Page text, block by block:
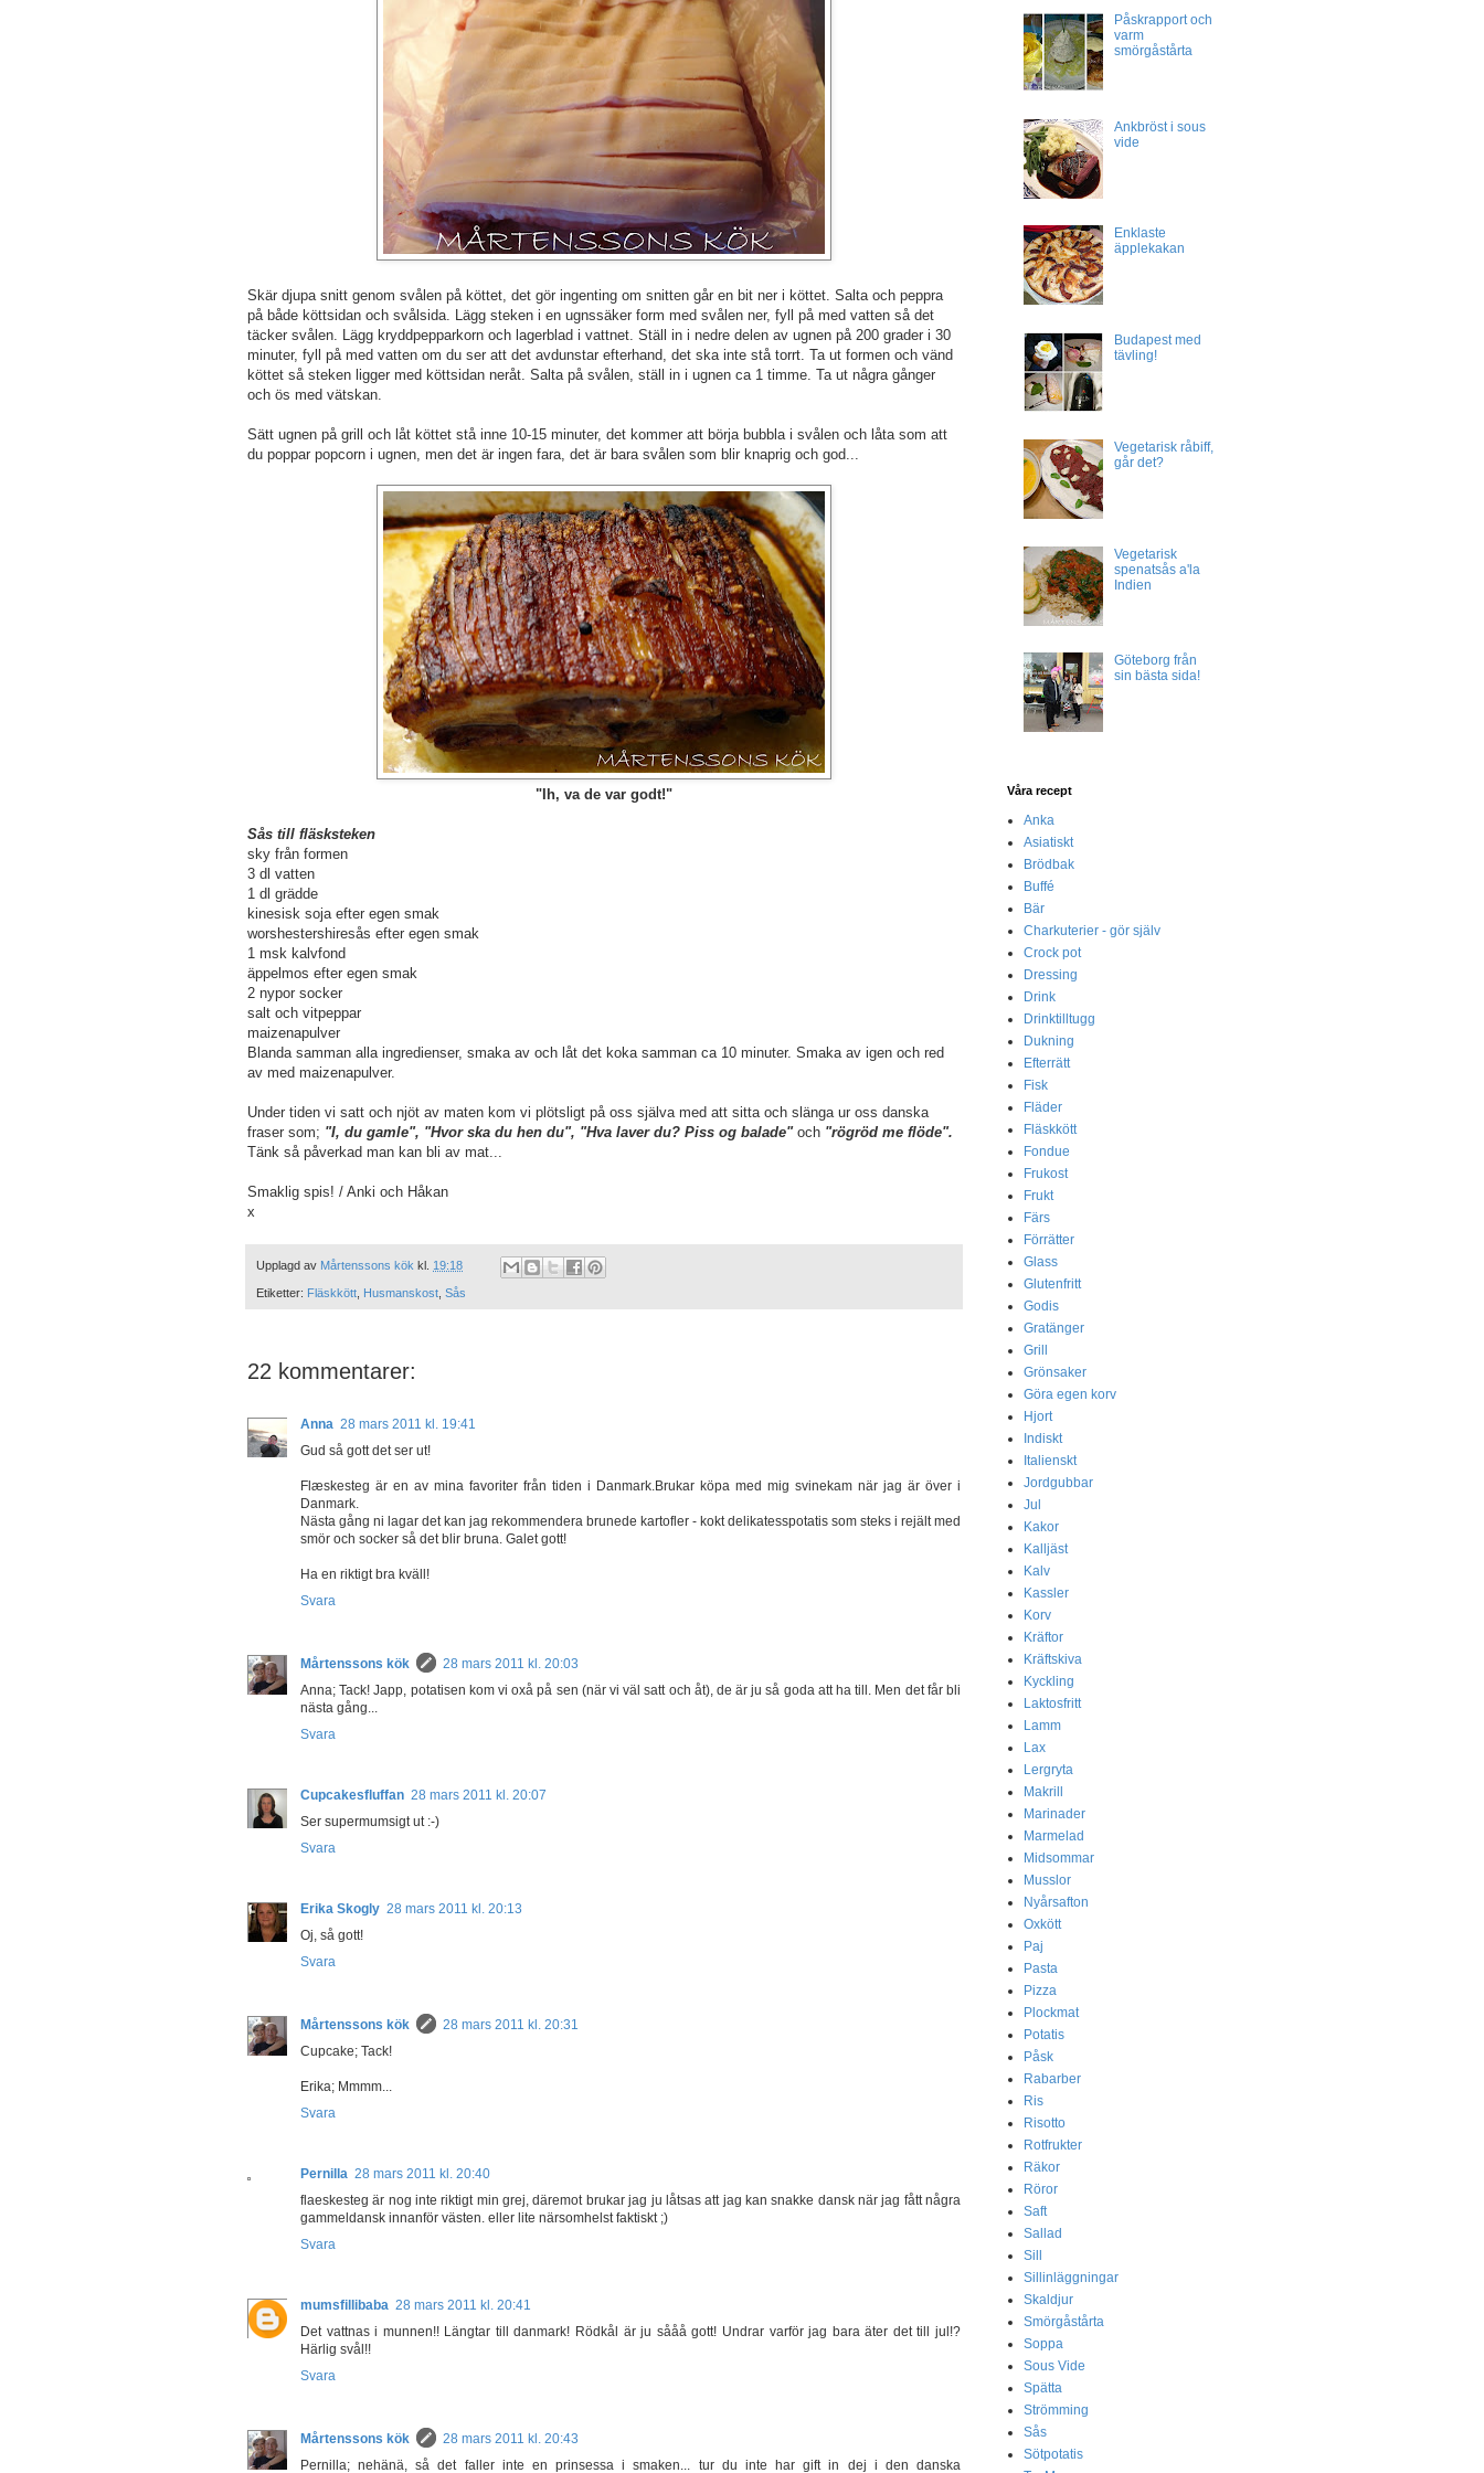
Skär djupa snitt genom svålen på köttet, det gör ingenting om snitten går en bit ner i köttet. Salta och peppra
på både köttsidan och svålsida. Lägg steken i en ugnssäker form med svålen ner, fyll på med vatten så det
täcker svålen. Lägg kryddpepparkorn och lagerblad i vattnet. Ställ in i nedre delen av ugnen på 200 grader i 30
minuter, fyll på med vatten om du ser att det avdunstar efterhand, det ska inte stå torrt. Ta ut formen och vänd
köttet så steken ligger med köttsidan neråt. Salta på svålen, ställ in i ugnen ca 1 timme. Ta ut några gånger
och ös med vätskan.
Sätt ugnen på grill och låt köttet stå inne 10-15 minuter, det kommer att börja bubbla i svålen och låta som att
du poppar popcorn i ugnen, men det är ingen fara, det är bara svålen som blir knaprig och god...
"Ih, va de var godt!"
Sås till fläsksteken
sky från formen
3 dl vatten
1 dl grädde
kinesisk soja efter egen smak
worshestershiresås efter egen smak
1 msk kalvfond
äppelmos efter egen smak
2 nypor socker
salt och vitpeppar
maizenapulver
Blanda samman alla ingredienser, smaka av och låt det koka samman ca 10 minuter. Smaka av igen och red
av med maizenapulver.
Under tiden vi satt och njöt av maten kom vi plötsligt på oss själva med att sitta och slänga ur oss danska
fraser som; "I, du gamle", "Hvor ska du hen du", "Hva laver du? Piss og balade" och "rögröd me flöde".
Tänk så påverkad man kan bli av mat...
Smaklig spis! / Anki och Håkan
x
Upplagd av Mårtenssons kök kl. 19:18
Etiketter: Fläskkött Husmanskost Sås
22 kommentarer:
Anna 28 mars 2011 kl. 19:41
Gud så gott det ser ut!
Flæskesteg är en av mina favoriter från tiden i Danmark.Brukar köpa med mig svinekam när jag är över i
Danmark.
Nästa gång ni lagar det kan jag rekommendera brunede kartofler - kokt delikatesspotatis som steks i rejält med
smör och socker så det blir bruna. Galet gott!
Ha en riktigt bra kväll!
Svara
Mårtenssons kök
28 mars 2011 kl. 20:03
Anna; Tack! Japp, potatisen kom vi oxå på sen (när vi väl satt och åt), de är ju så goda att ha till. Men det får bli
nästa gång...
Svara
Cupcakesfluffan 28 mars 2011 kl. 20:07
Ser supermumsigt ut :-)
Svara
Erika Skogly 28 mars 2011 kl. 20:13
Oj, så gott!
Svara
Mårtenssons kök
28 mars 2011 kl. 20:31
Cupcake; Tack!
Erika; Mmmm...
Svara
Pernilla 28 mars 2011 kl. 20:40
flaeskesteg är nog inte riktigt min grej, däremot brukar jag ju låtsas att jag kan snakke dansk när jag fått några
gammeldansk innanför västen. eller lite närsomhelst faktiskt ;)
Svara
mumsfillibaba 28 mars 2011 kl. 20:41
Det vattnas i munnen!! Längtar till danmark! Rödkål är ju sååå gott! Undrar varför jag bara äter det till jul!?
Härlig svål!!
Svara
Mårtenssons kök
28 mars 2011 kl. 20:43
Pernilla; nehänä, så det faller inte en prinsessa i smaken... tur du inte har gift in dej i den danska
Påskrapport och
varm
smörgåstårta
Ankbröst i sous
vide
Enklaste
äpplekakan
Budapest med
tävling!
Vegetarisk råbiff,
går det?
Vegetarisk
spenatsås a'la
Indien
Göteborg från
sin bästa sida!
Våra recept
Anka
Asiatiskt
Brödbak
Buffé
Bär
Charkuterier - gör själv
Crock pot
Dressing
Drink
Drinktilltugg
Dukning
Efterrätt
Fisk
Fläder
Fläskkött
Fondue
Frukost
Frukt
Färs
Förrätter
Glass
Glutenfritt
Godis
Gratänger
Grill
Grönsaker
Göra egen korv
Hjort
Indiskt
Italienskt
Jordgubbar
Jul
Kakor
Kalljäst
Kalv
Kassler
Korv
Kräftor
Kräftskiva
Kyckling
Laktosfritt
Lamm
Lax
Lergryta
Makrill
Marinader
Marmelad
Midsommar
Musslor
Nyårsafton
Oxkött
Paj
Pasta
Pizza
Plockmat
Potatis
Påsk
Rabarber
Ris
Risotto
Rotfrukter
Räkor
Röror
Saft
Sallad
Sill
Sillinläggningar
Skaldjur
Smörgåstårta
Soppa
Sous Vide
Spätta
Strömming
Sås
Sötpotatis